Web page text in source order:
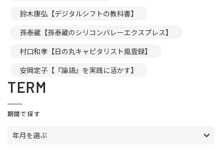
鈴木康弘【デジタルシフトの教科書】
孫泰蔵【孫泰蔵のシリコンバレーエクスプレス】
村口和孝【日の丸キャピタリスト風雲録】
安岡定子【『論語』を実践に活かす】
TERM
期間で探す
年月を選ぶ